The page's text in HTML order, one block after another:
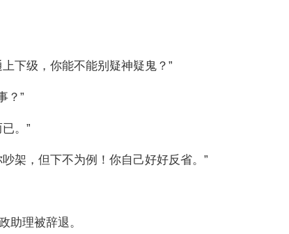
下级，你能不能别疑神疑鬼？”
？”
。”
架，但下不为例！你自己好好反省。”
助理被辞退。